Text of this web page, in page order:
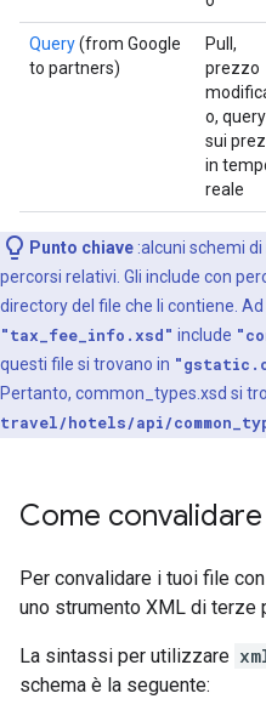
Query(from Google
to partners)
Pull,
prezzo
o, query
sui
in
reale
Punto chiave :alcuni schemi
percorsi relativi. Gli include con
directory del file che li contiene.
"tax_fee_info.xsd" include
questi file si trovano in
Pertanto, common_types.xsd si
travel/hotels/api/
Come
Per convalidare i tuoi file
uno strumento XML di terze
La sintassi per utilizzare
schema è la seguente: